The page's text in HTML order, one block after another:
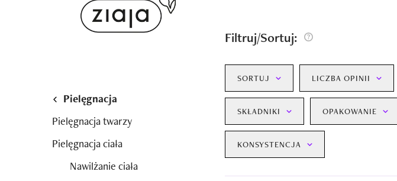
Pielęgnacja
Pielęgnacja twarzy
Pielęgnacja ciała
Nawilżanie ciała
Filtruj/Sortuj:
SORTUJ LICZBA OPINII
SKŁADNIKI OPAKOWANIE
KONSYSTENCJA